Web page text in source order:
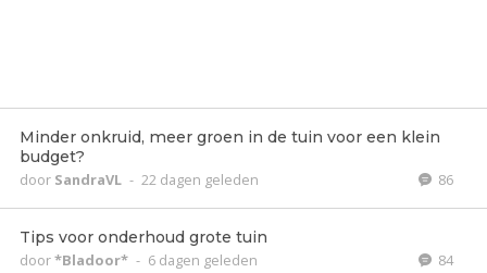
Minder onkruid, meer groen in de tuin voor een klein
budget?
door SandraVL - 22 dagen geleden 86
Tips voor onderhoud grote tuin
door*Bladoor* - 6 dagen geleden 84